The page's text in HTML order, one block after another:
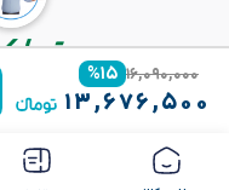
۱۶,۰۹۰,۰۰۰ ۱۵%
۱۳,۶۷۶,۵۰۰
استفاده از مطالب فروشگاه